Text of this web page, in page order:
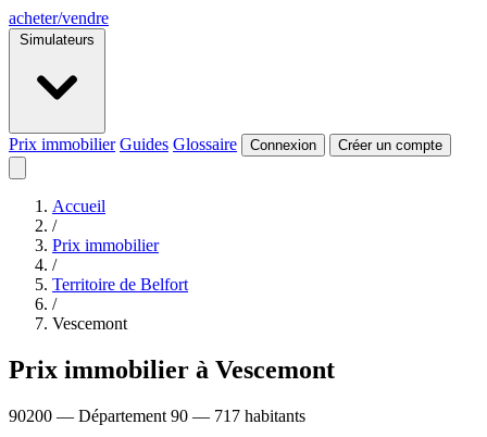
acheter/vendre
Simulateurs
Prix immobilier Guides Glossaire Connexion Créer un compte
Accueil
/
Prix immobilier
/
Territoire de Belfort
/
Vescemont
Prix immobilier à Vescemont
90200 — Département 90 — 717 habitants